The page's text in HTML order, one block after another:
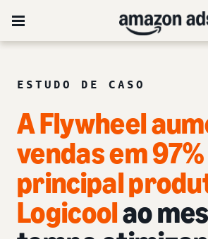
ESTUDO DE CASO
A Flywheel
vendas em
principal
Logicoolao